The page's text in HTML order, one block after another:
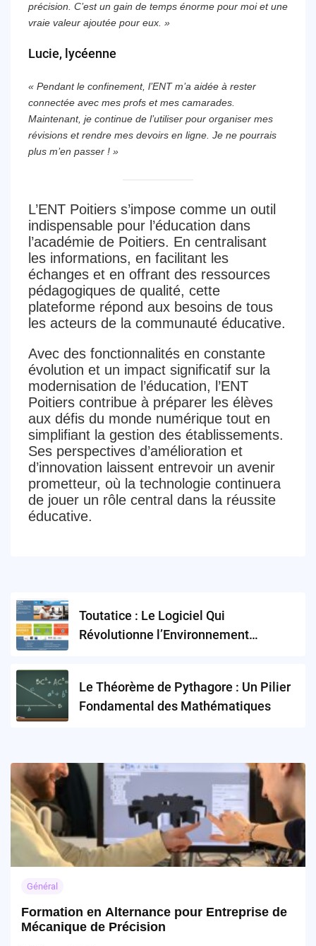
précision. C’est un gain de temps énorme pour moi et une
vraie valeur ajoutée pour eux. »
Lucie, lycéenne
« Pendant le confinement, l’ENT m’a aidée à rester
connectée avec mes profs et mes camarades.
Maintenant, je continue de l’utiliser pour organiser mes
révisions et rendre mes devoirs en ligne. Je ne pourrais
plus m’en passer ! »
L’ENT Poitiers s’impose comme un outil
indispensable pour l’éducation dans
l’académie de Poitiers. En centralisant
les informations, en facilitant les
échanges et en offrant des ressources
pédagogiques de qualité, cette
plateforme répond aux besoins de tous
les acteurs de la communauté éducative.
Avec des fonctionnalités en constante
évolution et un impact significatif sur la
modernisation de l’éducation, l’ENT
Poitiers contribue à préparer les élèves
aux défis du monde numérique tout en
simplifiant la gestion des établissements.
Ses perspectives d’amélioration et
d’innovation laissent entrevoir un avenir
prometteur, où la technologie continuera
de jouer un rôle central dans la réussite
éducative.
Post
navigationToutatice : Le Logiciel Qui
Révolutionne l’Environnement
Le Théorème de Pythagore : Un Pilier
Fondamental des Mathématiques
Général
Formation en Alternance pour Entreprise de
Mécanique de Précision